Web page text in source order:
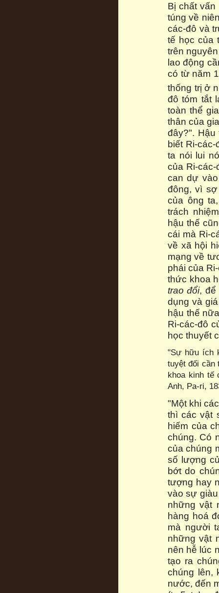
Bị chất
túng về
các-đô và
tế học của
trên
lao động
có từ năm
thống trị ở
đô tóm tắt
toàn thể
thân của
đây?". Hậu
biết Ri-
ta nói lui
của Ri-
can dự
đông, vì
của ông
trách
hậu thế
cái mà Ri-
về xã hội
mạng về
phái của
thức khoa
trao đổi, để
dụng và
hậu thế
Ri-các-đô
học thuyết
"Sự hữu ích
tuyệt đối cần
khoa kinh tế
Anh, Pa-ri,
"Một khi
thì các vật
hiếm của
chúng. Có
của chúng
số lượng
bớt do
tượng hay
vào sự
những vật
hàng hoá
mà người
những vật
nên hễ lúc
tạo ra
chúng lên,
nước, đến